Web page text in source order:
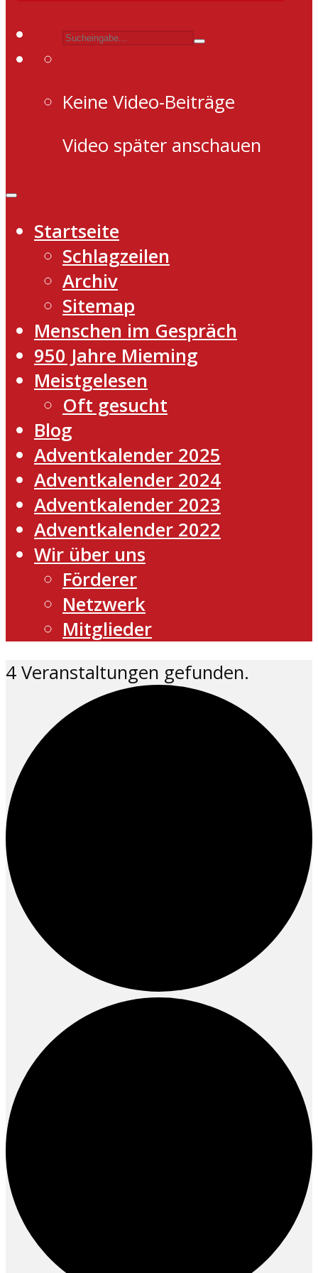
Keine Video-Beiträge
Video später anschauen
Startseite
Schlagzeilen
Archiv
Sitemap
Menschen im Gespräch
950 Jahre Mieming
Meistgelesen
Oft gesucht
Blog
Adventkalender 2025
Adventkalender 2024
Adventkalender 2023
Adventkalender 2022
Wir über uns
Förderer
Netzwerk
Mitglieder
4 Veranstaltungen gefunden.